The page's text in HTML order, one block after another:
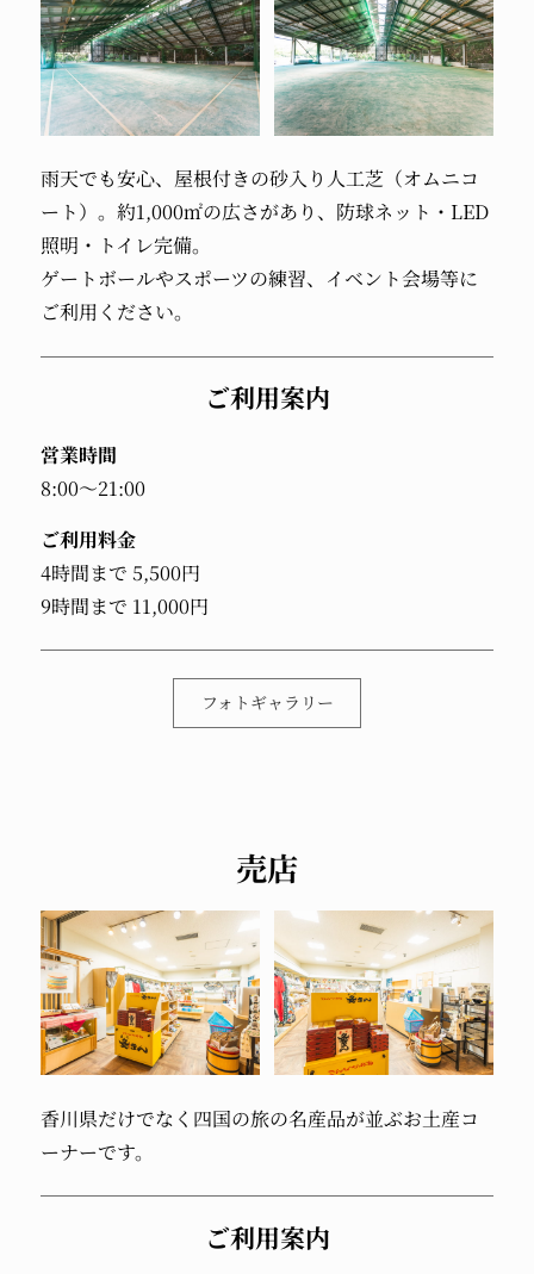
雨天でも安心、 屋根付きの砂入り人工芝（オムニコ
ート）。約1,000㎡の広さがあり、 防球ネット・LED
照明・トイレ完備。
ゲートボールやスポーツの練習、 イベント会場等に
ご利用ください。
ご利用案内
営業時間
8:00～21:00
ご利用料金
4時間まで 5,500円
9時間まで 11,000円
フォトギャラリー
売店
香川県だけでなく 四国の旅の名産品が並ぶお土産コ
ーナーです。
ご利用案内